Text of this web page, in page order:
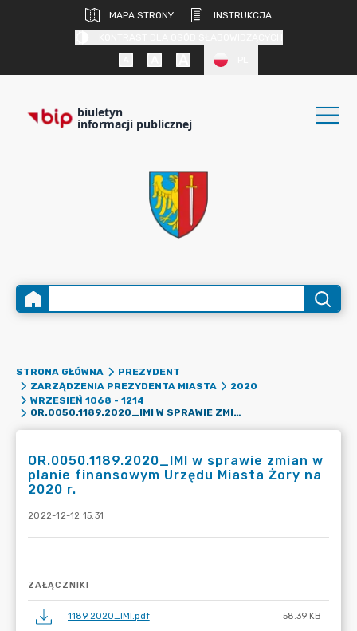
MAPA STRONY
INSTRUKCJA
biuletyn
informacji publicznej
STRONA GŁÓWNA
PREZYDENT
ZARZĄDZENIA PREZYDENTA MIASTA
2020
WRZESIEŃ 1068 - 1214
OR.0050.1189.2020_IMI W SPRAWIE ZMIAN W PLANIE FINANSOWYM URZĘDU MIASTA ŻORY NA 2020 R.
OR.0050.1189.2020_IMI w sprawie zmian w
planie finansowym Urzędu Miasta Żory na
2020 r.
2022-12-12 15:31
ZAŁĄCZNIKI
1189.2020_IMI.pdf 58.39 KB